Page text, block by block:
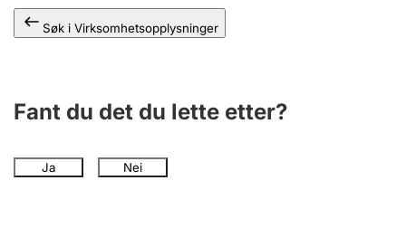
Søk i Virksomhetsopplysninger
Fant du det du lette etter?
Ja Nei